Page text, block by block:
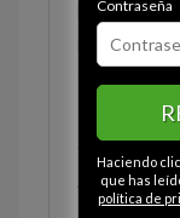
Estado civil:
Fumador/a: Sí
Moreno
Constitución:
Altura: 165
Contraseña
Haciendo
que has
política de